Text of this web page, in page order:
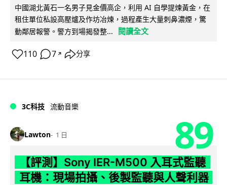
中國湖北黃石一名男子見金價高企，利用 AI 自學提煉黃金，在
租住單位私設高壓爐及作坊冶煉，過程產生大量刺鼻濃煙，驚
動鄰居報警。警方到場揭發整...
閱讀全文
110 7 ↗ 分享
3C科技 流動音樂
Lawton 1 日 89
【評測】Sony IER-M500 入耳式監聽
耳機：現場拍攝、後製監聽與人聲利器